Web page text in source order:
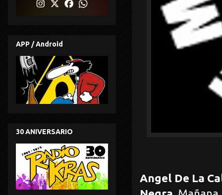
Angel De La
APP / Android
30 ANIVERSARIO